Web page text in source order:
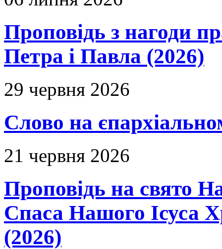
Проповідь з нагоди
Петра і Павла (2026)
29 червня 2026
Слово на
21 червня 2026
Проповідь на свято
Спаса Нашого Ісуса
(2026)